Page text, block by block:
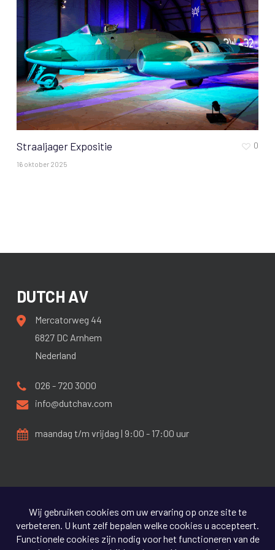
Straaljager Expositie
16 oktober 2025
0
DUTCH AV
Mercatorweg 44
6827 DC Arnhem
Nederland
026 - 720 3000
info@dutchav.com
maandag t/m vrijdag | 9:00 - 17:00 uur
PRIVACY BELEID
DISCLAIMER